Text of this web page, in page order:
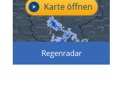
Regenradar
Karte öffnen